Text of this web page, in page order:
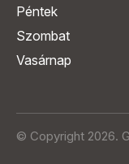
Péntek
Szombat
Vasárnap
© Copyright 2026.